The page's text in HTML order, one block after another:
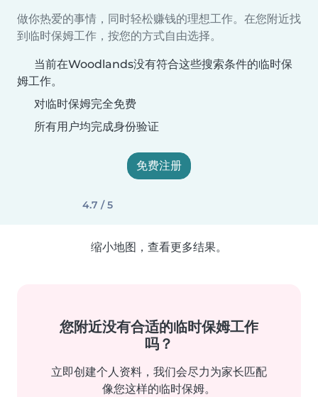
做你热爱的事情，同时轻松赚钱的理想工作。在您附近找
到临时保姆工作，按您的方式自由选择。
当前在Woodlands没有符合这些搜索条件的临时保
姆工作。
对临时保姆完全免费
所有用户均完成身份验证
免费注册
4.7 / 5
缩小地图，查看更多结果。
您附近没有合适的临时保姆工作
吗？
立即创建个人资料，我们会尽力为家长匹配
像您这样的临时保姆。